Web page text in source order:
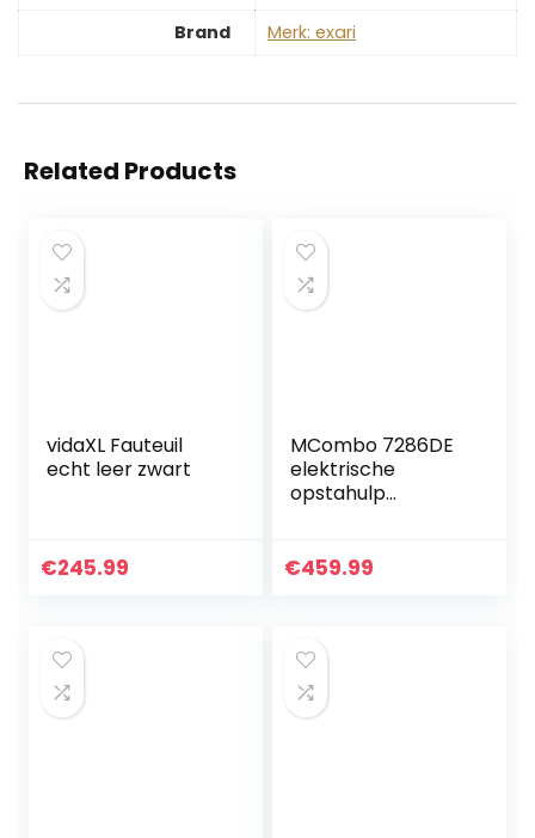
Brand Merk: exari
Related Products
vidaXL Fauteuil
echt leer zwart
€245.99
MCombo 7286DE
elektrische
opstahulp
USB, stof,
€459.99